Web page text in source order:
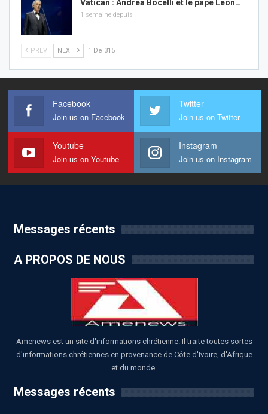
Vatican : Andrea Bocelli et le pape Léon…
1 semaine depuis
PREV NEXT 1 De 315
Facebook
Join us on Facebook
Twitter
Join us on Twitter
Youtube
Join us on Youtube
Instagram
Join us on Instagram
Messages récents
A PROPOS DE NOUS
Amenews est un site d'informations chrétienne. Il traite toutes sortes
d'informations chrétiennes en provenance de Côte d'Ivoire, d'Afrique
et du monde.
Messages récents